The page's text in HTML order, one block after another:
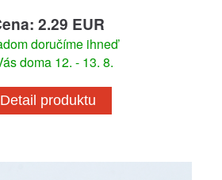
2.29 EUR
doručíme ihneď
doma 12. - 13. 8.
Detail produktu